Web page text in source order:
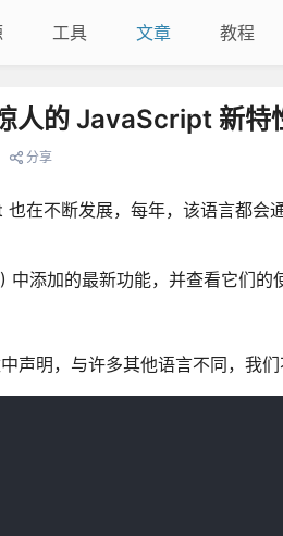
工具 文章 教程
人的 JavaScript 新特
分享
在不断发展，每年，该语言都会
添加的最新功能，并查看它们的
声明，与许多其他语言不同，我